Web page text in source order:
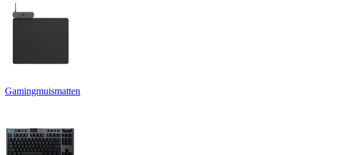
Gamingmuismatten